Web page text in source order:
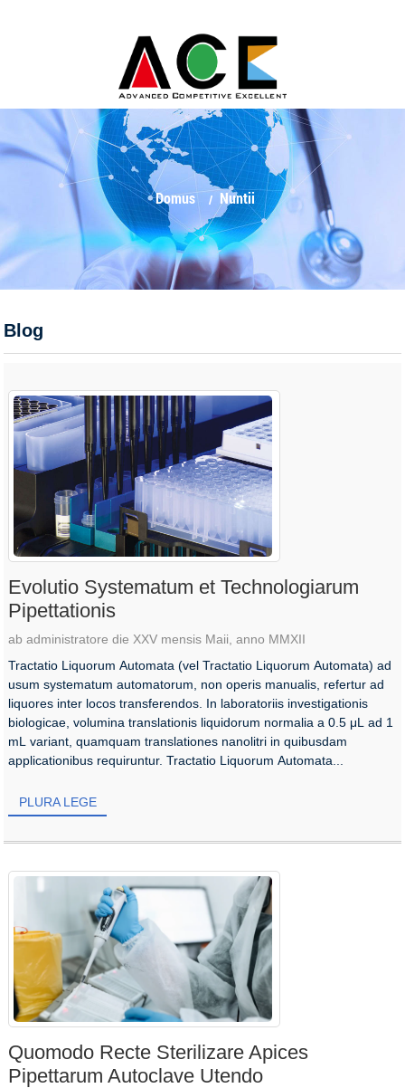
Domus Nuntii
Blog
Evolutio Systematum et Technologiarum
Pipettationis
ab administratore die XXV mensis Maii, anno MMXII
Tractatio Liquorum Automata (vel Tractatio Liquorum Automata) ad
usum systematum automatorum, non operis manualis, refertur ad
liquores inter locos transferendos. In laboratoriis investigationis
biologicae, volumina translationis liquidorum normalia a 0.5 μL ad 1
mL variant, quamquam translationes nanolitri in quibusdam
applicationibus requiruntur. Tractatio Liquorum Automata...
PLURA LEGE
Quomodo Recte Sterilizare Apices
Pipettarum Autoclave Utendo